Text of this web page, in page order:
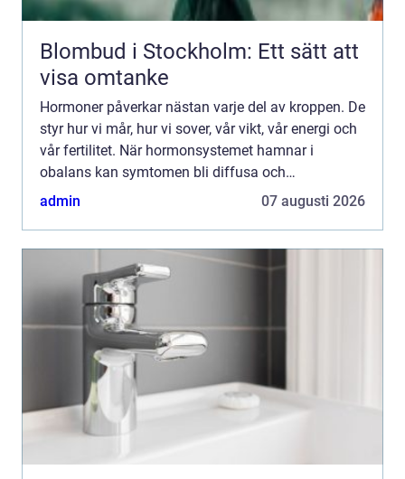
Blombud i Stockholm: Ett sätt att
visa omtanke
Hormoner påverkar nästan varje del av kroppen. De
styr hur vi mår, hur vi sover, vår vikt, vår energi och
vår fertilitet. När hormonsystemet hamnar i
obalans kan symtomen bli diffusa och
långdragna. Många upplever trötthet,
admin 07 augusti 2026